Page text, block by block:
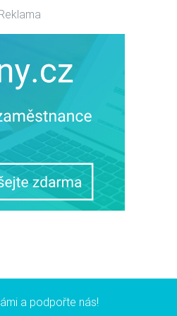
a podpořte nás!